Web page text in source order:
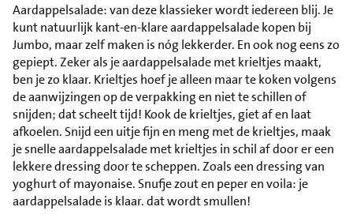
Aardappelsalade: van deze klassieker wordt iedereen blij. Je
kunt natuurlijk kant-en-klare aardappelsalade kopen bij
Jumbo, maar zelf maken is nóg lekkerder. En ook nog eens zo
gepiept. Zeker als je aardappelsalade met krieltjes maakt,
ben je zo klaar. Krieltjes hoef je alleen maar te koken volgens
de aanwijzingen op de verpakking en niet te schillen of
snijden; dat scheelt tijd! Kook de krieltjes, giet af en laat
afkoelen. Snijd een uitje fijn en meng met de krieltjes, maak
je snelle aardappelsalade met krieltjes in schil af door er een
lekkere dressing door te scheppen. Zoals een dressing van
yoghurt of mayonaise. Snufje zout en peper en voila: je
aardappelsalade is klaar. dat wordt smullen!